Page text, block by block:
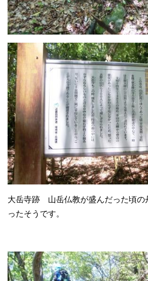
大岳寺跡 山岳仏教が盛んだった頃の
ったそうです。